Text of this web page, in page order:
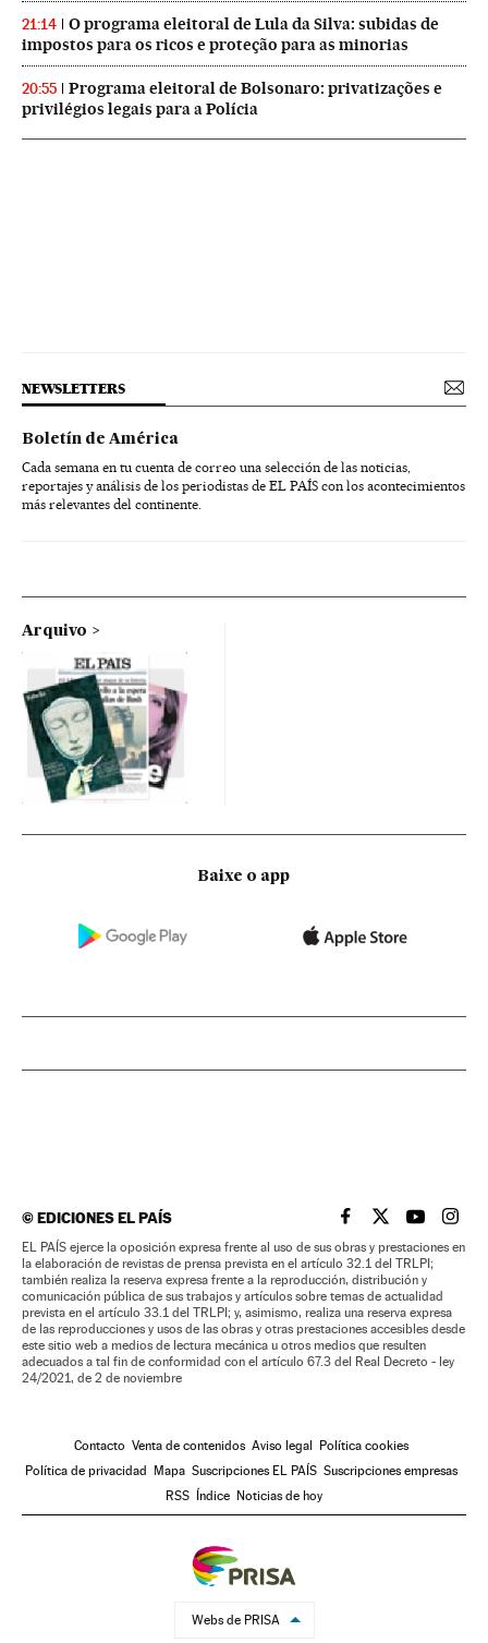
21:14
O programa eleitoral de Lula da Silva: subidas de
impostos para os ricos e proteção para as minorias
20:55
Programa eleitoral de Bolsonaro: privatizações e
privilégios legais para a Polícia
NEWSLETTERS
Boletín de América
Cada semana en tu cuenta de correo una selección de las noticias,
reportajes y análisis de los periodistas de EL PAÍS con los acontecimientos
más relevantes del continente.
Arquivo
Baixe o app
©EDICIONES EL PAÍS EL PAÍS BRASIL EN
EL PAÍSEL PAÍS
EL
EL PAÍS ejerce la oposición expresa frente al uso de sus obras y prestaciones en
la elaboración de revistas de prensa prevista en el artículo 32.1 del TRLPI;
también realiza la reserva expresa frente a la reproducción, distribución y
comunicación pública de sus trabajos y artículos sobre temas de actualidad
prevista en el artículo 33.1 del TRLPI; y, asimismo, realiza una reserva expresa
de las reproducciones y usos de las obras y otras prestaciones accesibles desde
este sitio web a medios de lectura mecánica u otros medios que resulten
adecuados a tal fin de conformidad con el artículo 67.3 del Real Decreto - ley
24/2021, de 2 de noviembre
Contacto Venta de contenidos Aviso legal
Política cookies
Política de privacidad
Mapa Suscripciones EL PAÍS Suscripciones empresas
RSS
Índice Noticias de hoy
Webs de PRISA